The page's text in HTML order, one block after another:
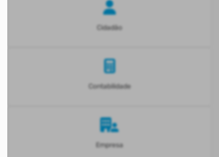
Cidadão
Contabilidade
Empresa